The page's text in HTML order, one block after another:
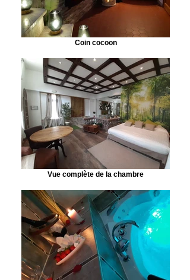
Coin cocoon
Vue complète de la chambre